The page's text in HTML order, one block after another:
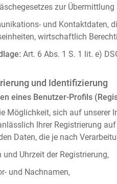
zur
und Kontaktdaten,
wirtschaftlich
Art. 6 Abs. 1 S. 1 lit. e)
und Identifizierung
eines Benutzer-Profils
Möglichkeit, sich auf unserer
Ihrer Registrierung
Daten, die je nach
und Uhrzeit der Registrierung,
und Nachnamen,